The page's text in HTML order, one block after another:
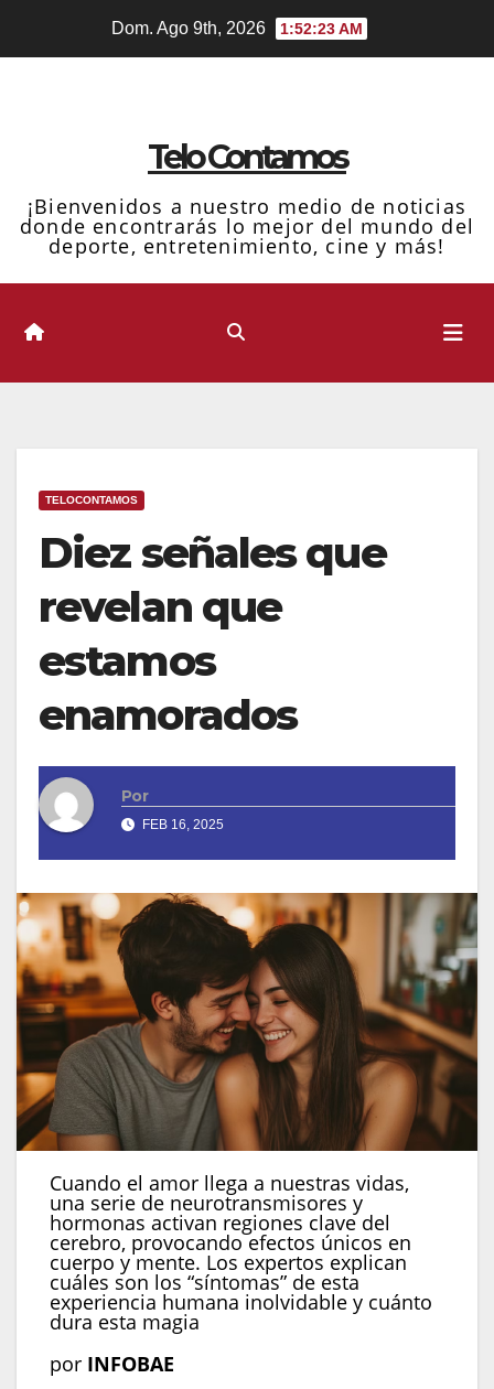
Dom. Ago 9th, 2026 1:52:24 AM
Telo Contamos
¡Bienvenidos a nuestro medio de noticias
donde encontrarás lo mejor del mundo del
deporte, entretenimiento, cine y más!
TELOCONTAMOS
Diez señales que
revelan que
estamos
enamorados
Por
FEB 16, 2025
Cuando el amor llega a nuestras vidas,
una serie de neurotransmisores y
hormonas activan regiones clave del
cerebro, provocando efectos únicos en
cuerpo y mente. Los expertos explican
cuáles son los “síntomas” de esta
experiencia humana inolvidable y cuánto
dura esta magia
por INFOBAE